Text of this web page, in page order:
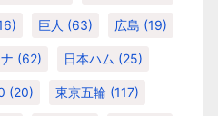
巨人 (63) 広島 (19)
(62) 日本ハム (25)
(20) 東京五輪 (117)